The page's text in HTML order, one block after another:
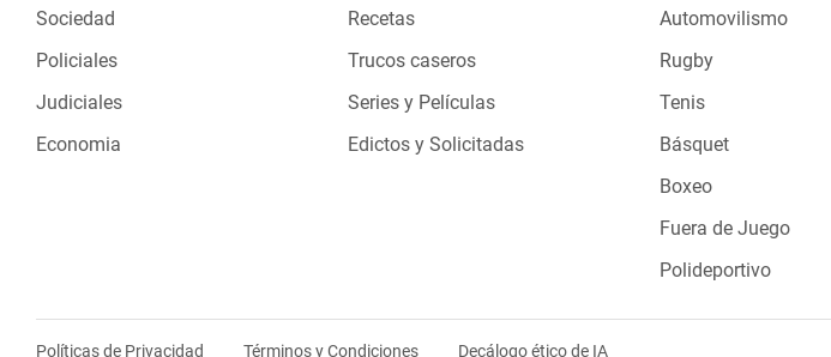
Sociedad
Policiales
Judiciales
Economia
Recetas
Trucos caseros
Series y Películas
Edictos y Solicitadas
Automovilismo
Rugby
Tenis
Básquet
Boxeo
Fuera de Juego
Polideportivo
Políticas de Privacidad Términos y Condiciones Decálogo ético de IA